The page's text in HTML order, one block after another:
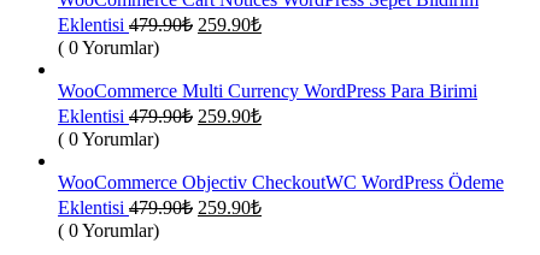
Eklentisi 479.90₺ Orijinal
259.90₺Şu
259.90₺.
( 0 Yorumlar)
WooCommerce Multi Currency WordPress Para Birimi
Eklentisi 479.90₺ Orijinal
259.90₺Şu
259.90₺.
( 0 Yorumlar)
WooCommerce Objectiv CheckoutWC WordPress Ödeme
Eklentisi 479.90₺ Orijinal
259.90₺Şu
( 0 Yorumlar)